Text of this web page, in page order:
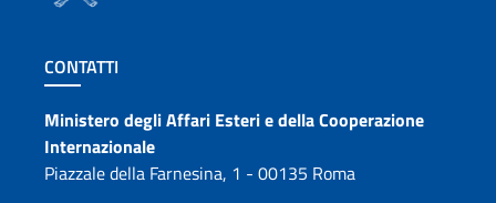
Sezione footer
CONTATTI
Contatti
Ministero degli Affari Esteri e della Cooperazione
Internazionale
Piazzale della Farnesina, 1 - 00135 Roma